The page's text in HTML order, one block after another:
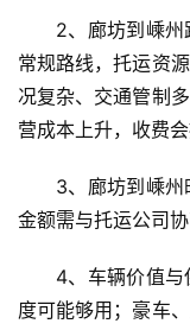
2、廊坊到嵊
常规路线，托运资
况复杂、交通管制
营成本上升，收费
3、廊坊到嵊
金额需与托运公司协
4、车辆价值
度可能够用；豪车